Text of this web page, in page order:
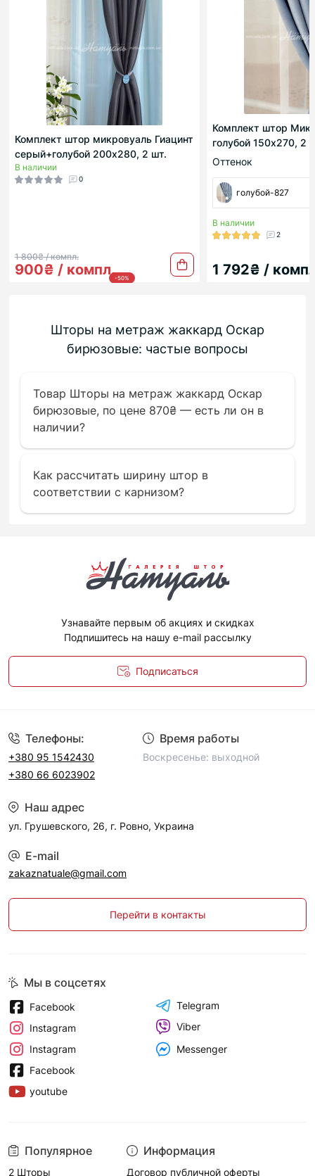
Комплект штор микровуаль Гиацинт
серый+голубой 200х280, 2 шт.
В наличии
0
1 800₴ / компл.
-50%
900₴ / компл.
Комплект штор
голубой 150х270, 2
Оттенок
голубой-827
В наличии
2
1 792₴ /
Шторы на метраж жаккард Оскар
бирюзовые: частые вопросы
Товар Шторы на метраж жаккард Оскар
бирюзовые, по цене 870₴ — есть ли он в
наличии?
Как рассчитать ширину штор в
соответствии с карнизом?
Узнавайте первым об акциях и скидках
Подпишитесь на нашу e-mail рассылку
Подписаться
Телефоны:
+380 95 1542430
+380 66 6023902
Время работы
Воскресенье: выходной
Наш адрес
ул. Грушевского, 26, г. Ровно, Украина
E-mail
zakaznatuale@gmail.com
Перейти в контакты
Популярное
2 Шторы
Информация
Договор публичной оферты
Мы в соцсетях
Facebook
Instagram
Instagram
Facebook
youtube
Telegram
Viber
Messenger